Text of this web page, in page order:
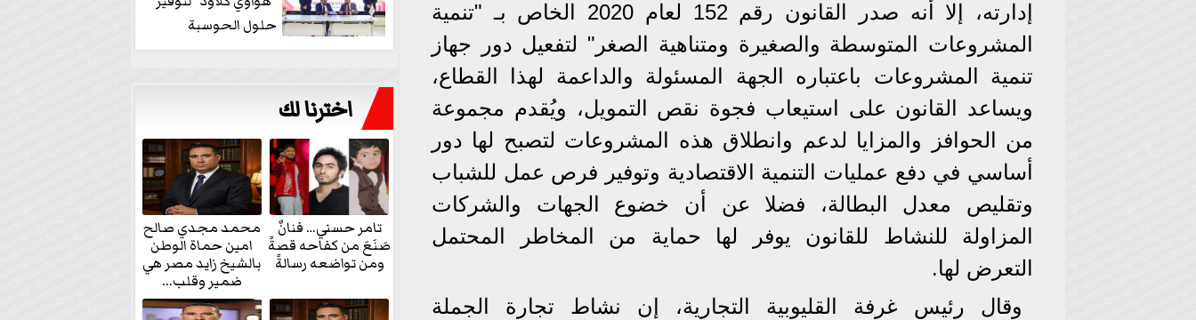
إدارته، إلا أنه صدر القانون رقم 152 لعام 2020 الخاص بـ "تنمية
المشروعات المتوسطة والصغيرة ومتناهية الصغر" لتفعيل دور جهاز
تنمية المشروعات باعتباره الجهة المسئولة والداعمة لهذا القطاع،
ويساعد القانون على استيعاب فجوة نقص التمويل، ويُقدم مجموعة
من الحوافز والمزايا لدعم وانطلاق هذه المشروعات لتصبح لها دور
أساسي في دفع عمليات التنمية الاقتصادية وتوفير فرص عمل للشباب
وتقليص معدل البطالة، فضلا عن أن خضوع الجهات والشركات
المزاولة للنشاط للقانون يوفر لها حماية من المخاطر المحتمل
التعرض لها.
وقال رئيس غرفة القليوبية التجارية، إن نشاط تجارة الجملة
حلول الحوسبة
السحابية والأمن
اخترنا لك
تامر حسني… فنانٌ
صَنَعَ من كفاحه قصةً
ومن تواضعه رسالةً
محمد مجدي صالح
امين حماة الوطن
بالشيخ زايد مصر هي
ضمير وقلب...